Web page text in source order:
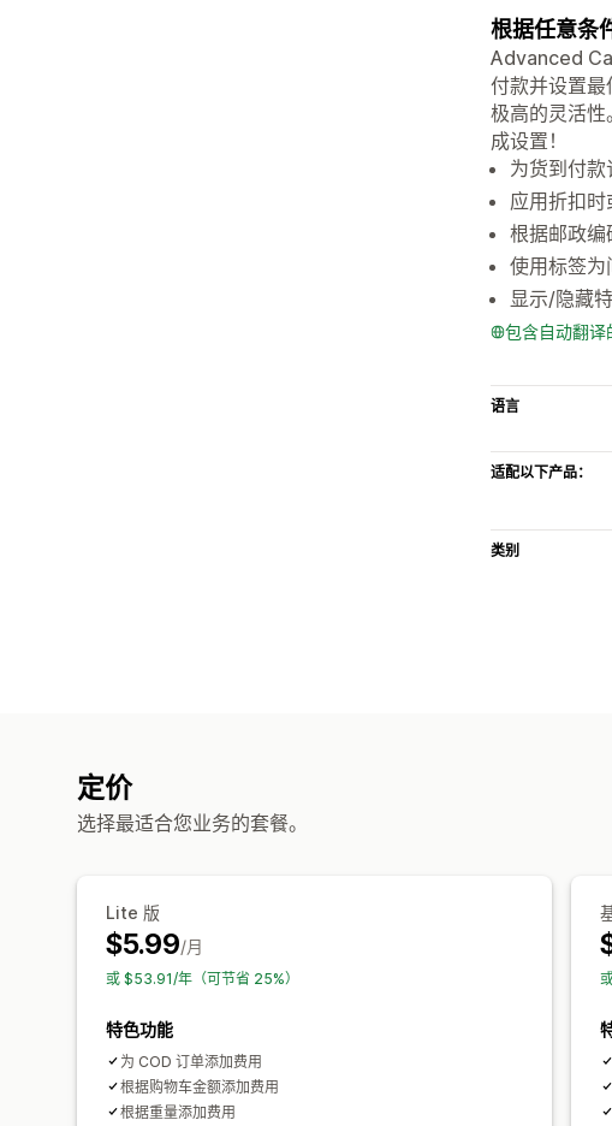
根据任意条
Advanced
付款并设置
极高的灵活
成设置！
为货到付款
应用折扣
根据邮政编
使用标签为
显示/隐藏
包含自动翻译
语言
适配以下产品：
类别
定价
选择最适合您业务的套餐。
Lite 版
$5.99/月
或 $53.91/年（可节省 25%）
特色功能
为 COD 订单添加费用
根据购物车金额添加费用
根据重量添加费用